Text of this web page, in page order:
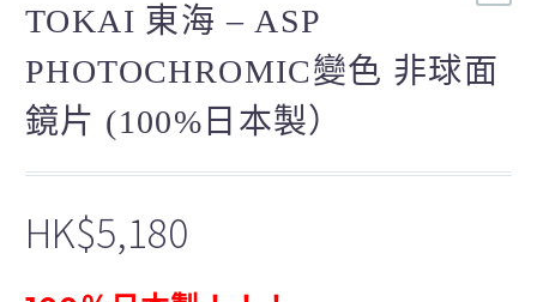
TOKAI 東海 – ASP
PHOTOCHROMIC變色 非球面
鏡片 (100%日本製）
HK$5,180